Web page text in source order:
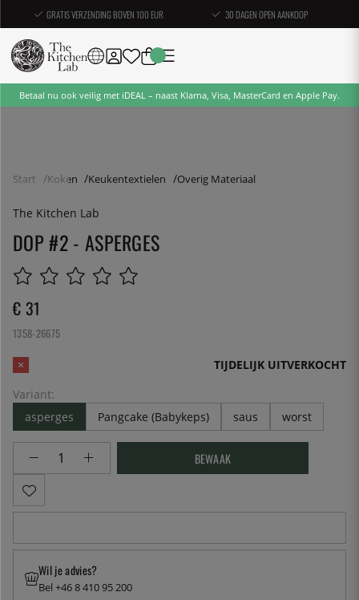
GRATIS VERZENDING BOVEN 100 EUR 30 DAGEN OPEN AANKOOP
Betaal nu ook veilig met iDEAL – naast Klarna, Visa, MasterCard en Apple Pay.
Start Koken Keukentextielen Overig Materiaal
The Kitchen Lab
DOP #2 - ASPERGES
€ 31
1358-26675
TIJDELIJK UITVERKOCHT
Variant:
asperges
Pangcake (Babykeps) saus worst
BEWAAK
Wil je advies?
Bel +46 8 410 95 200